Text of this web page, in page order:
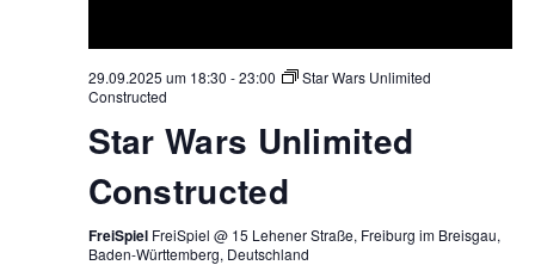
29.09.2025 um 18:30 -23:00
Star Wars Unlimited
Constructed
Star Wars Unlimited
Constructed
FreiSpiel FreiSpiel @ 15 Lehener Straße, Freiburg im Breisgau,
Baden-Württemberg, Deutschland